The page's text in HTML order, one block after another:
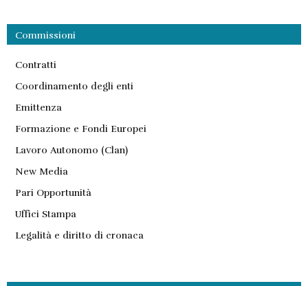
Commissioni
Contratti
Coordinamento degli enti
Emittenza
Formazione e Fondi Europei
Lavoro Autonomo (Clan)
New Media
Pari Opportunità
Uffici Stampa
Legalità e diritto di cronaca